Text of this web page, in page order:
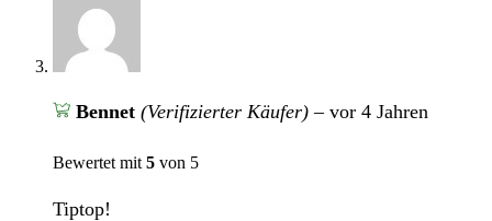
Bennet (Verifizierter Käufer) – vor 4 Jahren
Bewertet mit 5 von 5
Tiptop!